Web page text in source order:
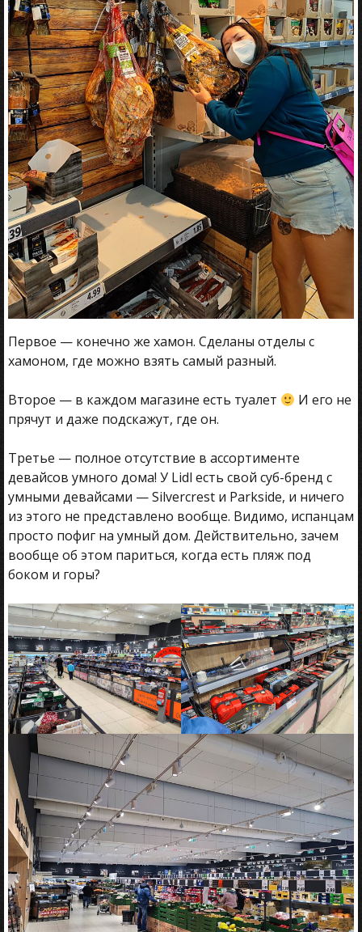
Первое — конечно же хамон. Сделаны отделы с
хамоном, где можно взять самый разный.
Второе — в каждом магазине есть туалет
И его не
прячут и даже подскажут, где он.
Третье — полное отсутствие в ассортименте
девайсов умного дома! У Lidl есть свой суб-бренд с
умными девайсами — Silvercrest и Parkside, и ничего
из этого не представлено вообще. Видимо, испанцам
просто пофиг на умный дом. Действительно, зачем
вообще об этом париться, когда есть пляж под
боком и горы?